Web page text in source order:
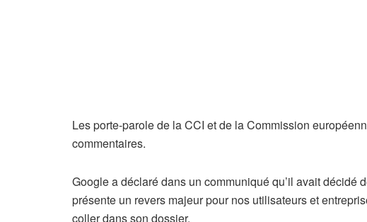
Les porte-parole de la CCI et de la Commission
commentaires.
Google a déclaré dans un communiqué qu’il avait décidé
présente un revers majeur pour nos utilisateurs et
coller dans son dossier.